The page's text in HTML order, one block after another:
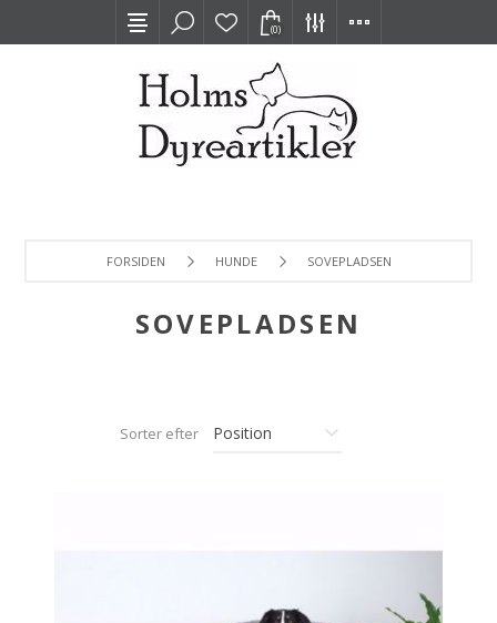
(0)
FORSIDEN HUNDE SOVEPLADSEN
SOVEPLADSEN
Sorter efter